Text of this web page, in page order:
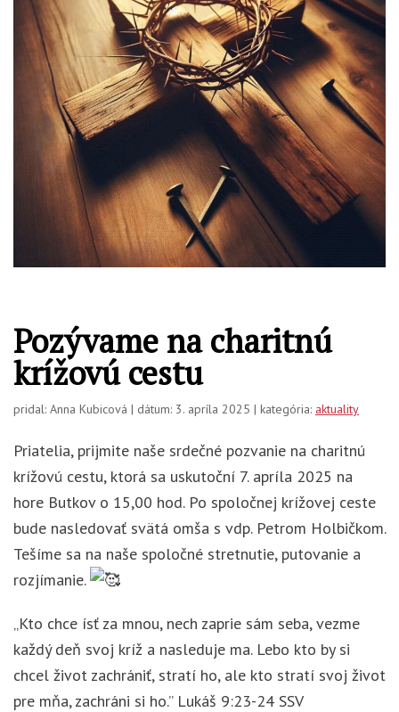
Pozývame na charitnú
krížovú cestu
pridal: Anna Kubicová | dátum: 3. apríla 2025 | kategória: aktuality
Priatelia, prijmite naše srdečné pozvanie na charitnú
krížovú cestu, ktorá sa uskutoční 7. apríla 2025 na
hore Butkov o 15,00 hod. Po spoločnej krížovej ceste
bude nasledovať svätá omša s vdp. Petrom Holbičkom.
Tešíme sa na naše spoločné stretnutie, putovanie a
rozjímanie.
„Kto chce ísť za mnou, nech zaprie sám seba, vezme
každý deň svoj kríž a nasleduje ma. Lebo kto by si
chcel život zachrániť, stratí ho, ale kto stratí svoj život
pre mňa, zachráni si ho.” Lukáš 9:23-24 SSV